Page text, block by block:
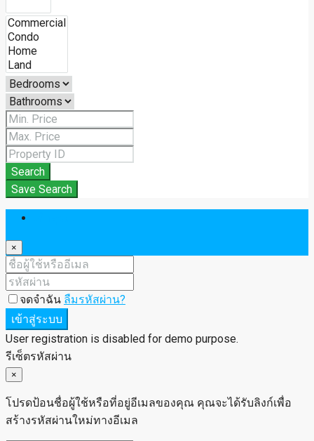
Search
Save Search
×
จดจำฉัน ลืมรหัสผ่าน?
เข้าสู่ระบบ
User registration is disabled for demo purpose.
รีเซ็ตรหัสผ่าน
×
โปรดป้อนชื่อผู้ใช้หรือที่อยู่อีเมลของคุณ คุณจะได้รับลิงก์เพื่อ
สร้างรหัสผ่านใหม่ทางอีเมล